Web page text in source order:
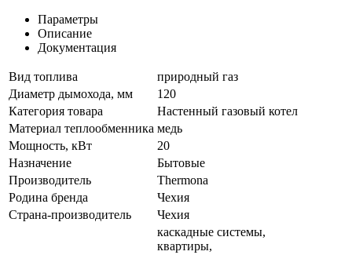
Параметры
Описание
Документация
Вид топлива
природный газ
Диаметр дымохода, мм
120
Категория товара
Настенный газовый котел
Материал теплообменника медь
Мощность, кВт
20
Назначение
Бытовые
Производитель
Thermona
Родина бренда
Чехия
Страна-производитель
Чехия
каскадные системы,
квартиры,